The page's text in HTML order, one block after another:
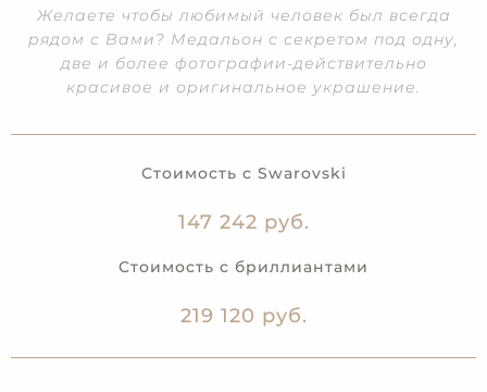
Желаете чтобы любимый человек был всегда
рядом с Вами? Медальон с секретом под одну,
две и более фотографии-действительно
красивое и оригинальное украшение.
Стоимость с Swarovski
147 242 руб.
Стоимость с бриллиантами
219 120 руб.